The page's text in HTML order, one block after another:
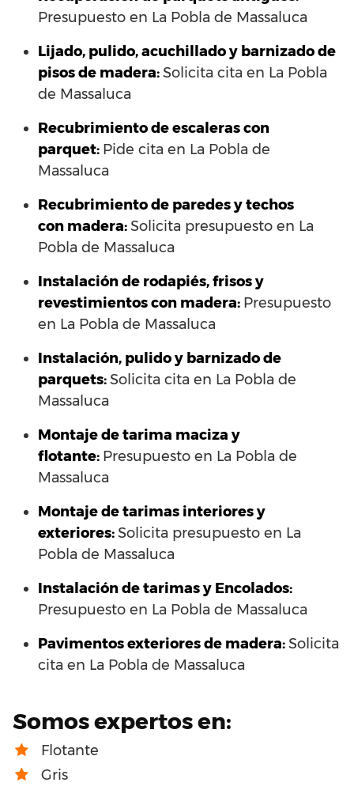
Presupuesto en La Pobla de Massaluca
Lijado, pulido, acuchillado y barnizado de
pisos de madera:Solicita cita en La Pobla
de Massaluca
Recubrimiento de escaleras con
parquet: Pide cita en La Pobla de
Massaluca
Recubrimiento de paredes y techos
con madera:Solicita presupuesto en La
Pobla de Massaluca
Instalación de rodapiés, frisos y
revestimientos con madera: Presupuesto
en La Pobla de Massaluca
Instalación, pulido y barnizado de
parquets:Solicita cita en La Pobla de
Massaluca
Montaje de tarima maciza y
flotante: Presupuesto en La Pobla de
Massaluca
Montaje de tarimas interiores y
exteriores:Solicita presupuesto en La
Pobla de Massaluca
Instalación de tarimas y Encolados:
Presupuesto en La Pobla de Massaluca
Pavimentos exteriores de madera:Solicita
cita en La Pobla de Massaluca
Somos expertos en:
Flotante
Gris